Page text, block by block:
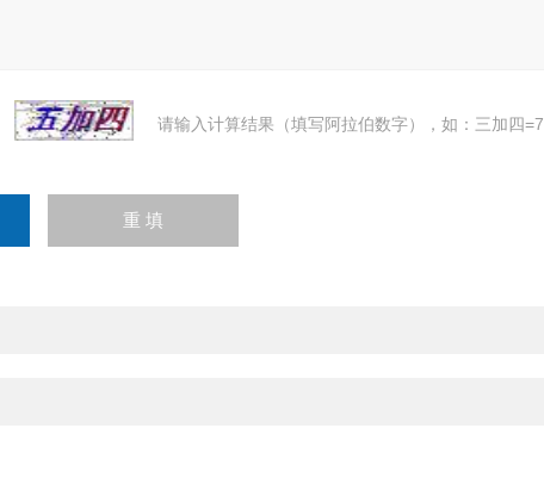
请输入计算结果（填写阿拉伯数字），如：三加四=7